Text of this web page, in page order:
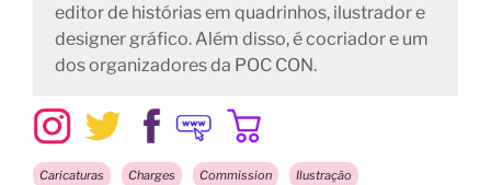
editor de histórias em quadrinhos, ilustrador e
designer gráfico. Além disso, é cocriador e um
dos organizadores da POC CON.
Caricaturas Charges Commission Ilustração